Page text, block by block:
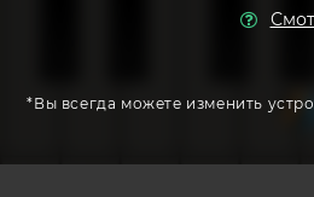
*Вы всегда можете изменить